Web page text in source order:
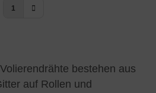
1
bestehen aus
auf Rollen und